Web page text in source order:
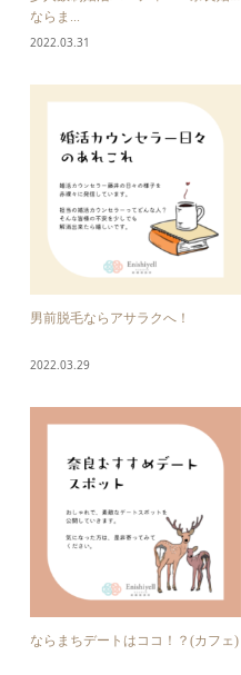
ならま...
2022.03.31
男前脱毛ならアサラクへ！
2022.03.29
ならまちデートはココ！？(カフェ)